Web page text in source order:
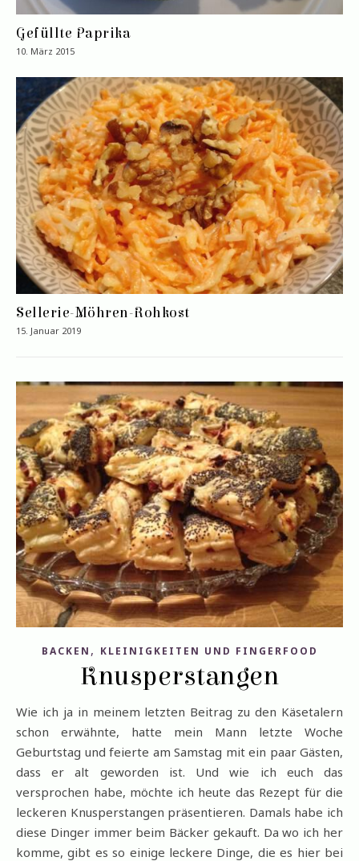
Gefüllte Paprika
10. März 2015
Sellerie-Möhren-Rohkost
15. Januar 2019
BACKEN , KLEINIGKEITEN UND FINGERFOOD
Knusperstangen
Wie ich ja in meinem letzten Beitrag zu den Käsetalern
schon erwähnte, hatte mein Mann letzte Woche
Geburtstag und feierte am Samstag mit ein paar Gästen,
dass er alt geworden ist. Und wie ich euch das
versprochen habe, möchte ich heute das Rezept für die
leckeren Knusperstangen präsentieren. Damals habe ich
diese Dinger immer beim Bäcker gekauft. Da wo ich her
komme, gibt es so einige leckere Dinge, die es hier bei